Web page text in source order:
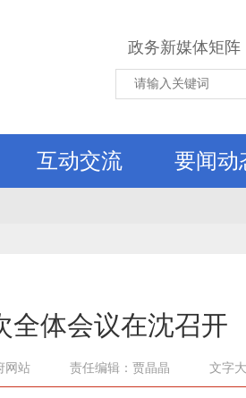
政务新媒体矩阵
互动交流 要闻动
全体会议在沈召开
网站 责任编辑：贾晶晶 文字